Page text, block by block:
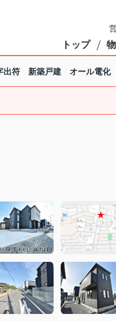
トップ
出符 新築戸建 オール電化